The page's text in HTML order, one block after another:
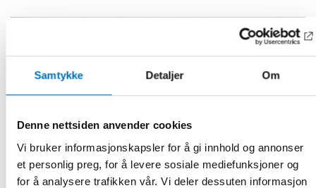
Samtykke Detaljer Om
Denne nettsiden anvender cookies
Vi bruker informasjonskapsler for å gi innhold og annonser
et personlig preg, for å levere sosiale mediefunksjoner og
for å analysere trafikken vår. Vi deler dessuten informasjon